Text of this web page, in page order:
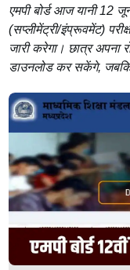
एमपी बोर्ड आज यानी 12
(सप्लीमेंट्री/इंप्रूवमेंट)
जारी करेगा। छात्र अपना
डाउनलोड कर सकेंगे, जबकि